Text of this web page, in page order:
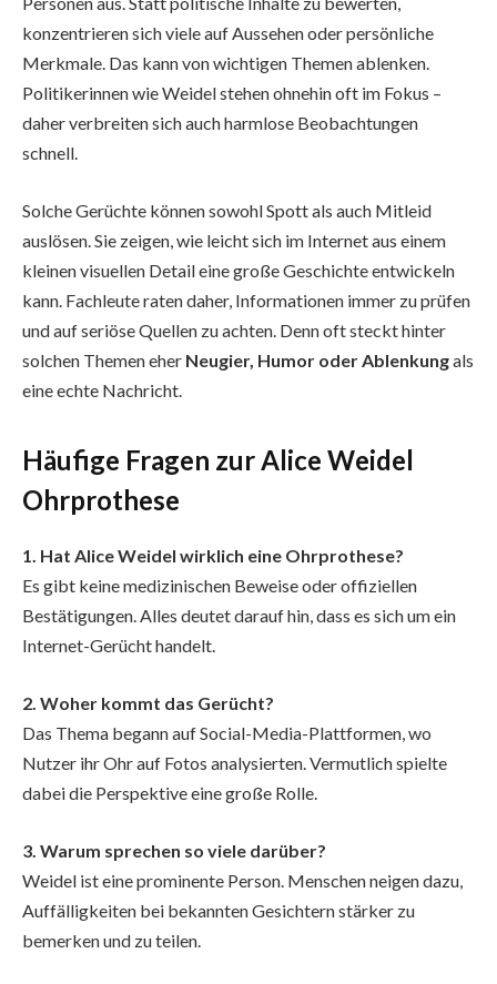
konzentrieren sich viele auf Aussehen oder persönliche
Merkmale. Das kann von wichtigen Themen ablenken.
Politikerinnen wie Weidel stehen ohnehin oft im Fokus –
daher verbreiten sich auch harmlose Beobachtungen
schnell.
Solche Gerüchte können sowohl Spott als auch Mitleid
auslösen. Sie zeigen, wie leicht sich im Internet aus einem
kleinen visuellen Detail eine große Geschichte entwickeln
kann. Fachleute raten daher, Informationen immer zu prüfen
und auf seriöse Quellen zu achten. Denn oft steckt hinter
solchen Themen eher Neugier, Humor oder Ablenkungals
eine echte Nachricht.
Häufige Fragen zur Alice Weidel
Ohrprothese
1. Hat Alice Weidel wirklich eine Ohrprothese?
Es gibt keine medizinischen Beweise oder offiziellen
Bestätigungen. Alles deutet darauf hin, dass es sich um ein
Internet-Gerücht handelt.
2. Woher kommt das Gerücht?
Das Thema begann auf Social-Media-Plattformen, wo
Nutzer ihr Ohr auf Fotos analysierten. Vermutlich spielte
dabei die Perspektive eine große Rolle.
3. Warum sprechen so viele darüber?
Weidel ist eine prominente Person. Menschen neigen dazu,
Auffälligkeiten bei bekannten Gesichtern stärker zu
bemerken und zu teilen.